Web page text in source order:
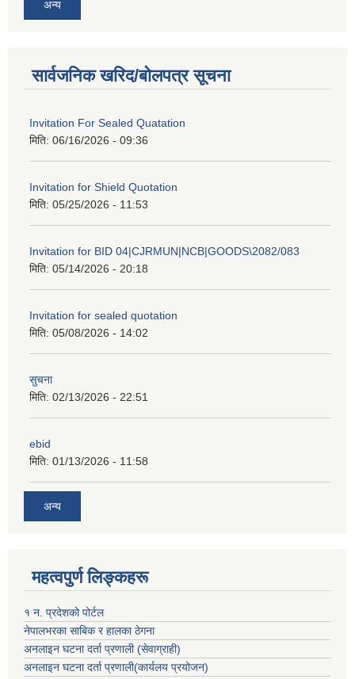
अन्य
सार्वजनिक खरिद/बोलपत्र सूचना
Invitation For Sealed Quatation
मिति: 06/16/2026 - 09:36
Invitation for Shield Quotation
मिति: 05/25/2026 - 11:53
Invitation for BID 04|CJRMUN|NCB|GOODS\2082/083
मिति: 05/14/2026 - 20:18
Invitation for sealed quotation
मिति: 05/08/2026 - 14:02
सुचना
मिति: 02/13/2026 - 22:51
ebid
मिति: 01/13/2026 - 11:58
अन्य
महत्वपुर्ण लिङ्कहरू
१ न. प्रदेशको पोर्टल
नेपालभरका साबिक र हालका ठेगना
अनलाइन घटना दर्ता प्रणाली (सेवाग्राही)
अनलाइन घटना दर्ता प्रणाली(कार्यलय प्रयोजन)